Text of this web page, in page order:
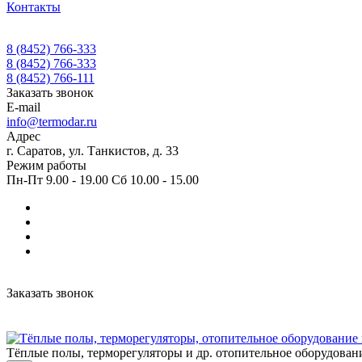
Контакты
8 (8452) 766-333
8 (8452) 766-333
8 (8452) 766-111
Заказать звонок
E-mail
info@termodar.ru
Адрес
г. Саратов, ул. Танкистов, д. 33
Режим работы
Пн-Пт 9.00 - 19.00 Сб 10.00 - 15.00
Заказать звонок
Тёплые полы, терморегуляторы и др. отопительное